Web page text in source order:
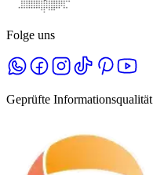
Folge uns
Geprüfte Informationsqualität